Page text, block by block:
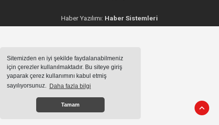
Sitemizden en iyi şekilde faydalanabilmeniz
için çerezler kullanılmaktadır. Bu siteye giriş
yaparak çerez kullanımını kabul etmiş
sayılıyorsunuz. Daha fazla bilgi
Tamam
Haber Yazılımı: Haber Sistemleri